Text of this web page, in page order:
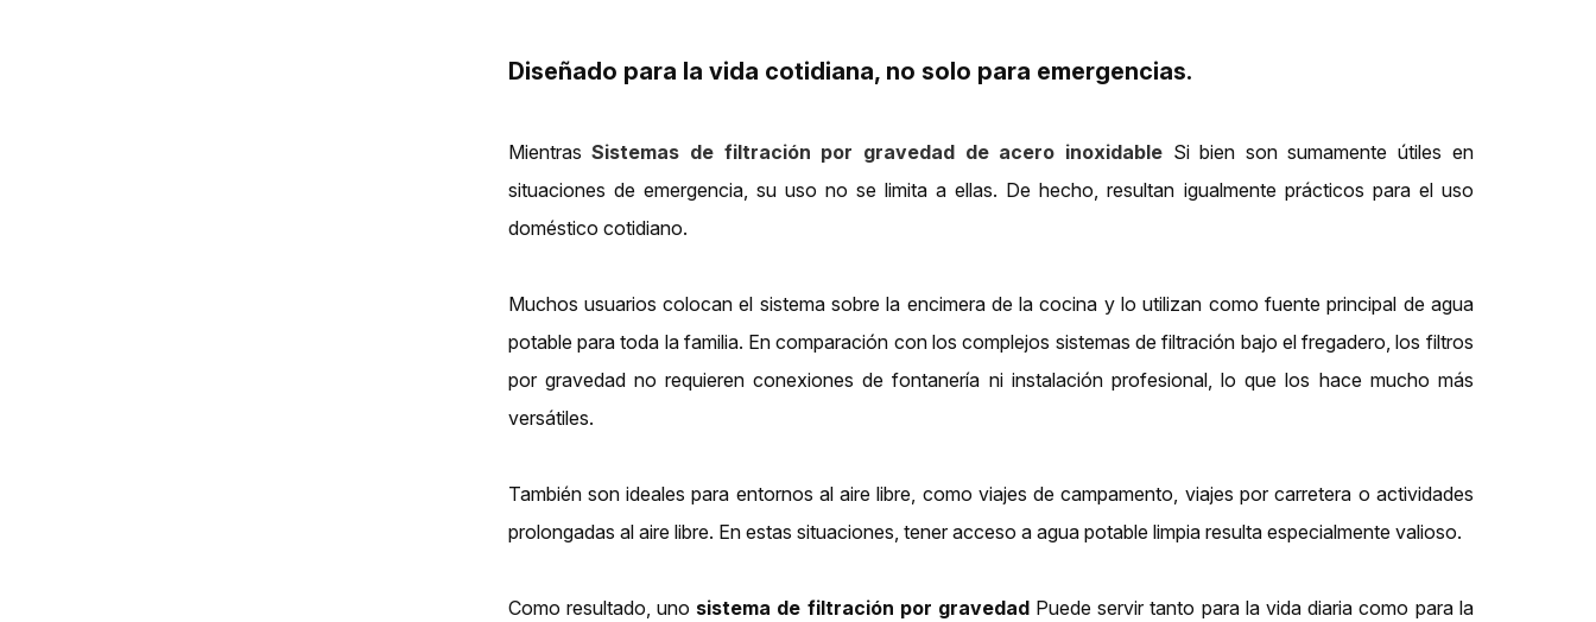
Diseñado para la vida cotidiana, no solo para emergencias.
MientrasSistemas de filtración por gravedad de acero inoxidableSi bien son sumamente útiles en
situaciones de emergencia, su uso no se limita a ellas. De hecho, resultan igualmente prácticos para el uso
doméstico cotidiano.
Muchos usuarios colocan el sistema sobre la encimera de la cocina y lo utilizan como fuente principal de agua
potable para toda la familia. En comparación con los complejos sistemas de filtración bajo el fregadero, los filtros
por gravedad no requieren conexiones de fontanería ni instalación profesional, lo que los hace mucho más
versátiles.
También son ideales para entornos al aire libre, como viajes de campamento, viajes por carretera o actividades
prolongadas al aire libre. En estas situaciones, tener acceso a agua potable limpia resulta especialmente valioso.
Como resultado, uno sistema de filtración por gravedadPuede servir tanto para la vida diaria como para la